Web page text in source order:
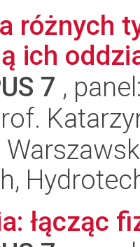
różnych
ich
7 ,
łącząc